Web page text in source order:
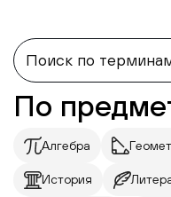
По
Алгебра
История